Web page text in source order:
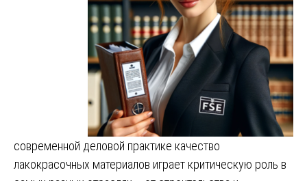
современной деловой практике качество
лакокрасочных материалов играет критическую роль в